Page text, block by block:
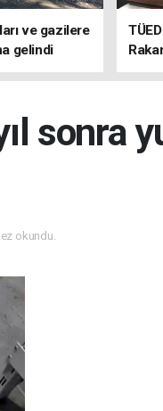
ve gazilere
gelindi
sonra
okundu.